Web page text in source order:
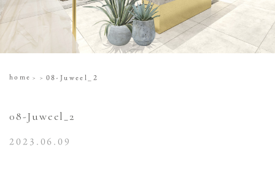
home 08-Juweel_2
08-Juweel_2
2023.06.09